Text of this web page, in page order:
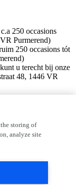
250 occasions
Purmerend)
250 occasions tót
u terecht bij onze
48, 1446 VR
grootst mogelijke
uw vertrek
storing of
analyze site